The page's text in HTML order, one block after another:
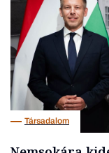
Társadalom